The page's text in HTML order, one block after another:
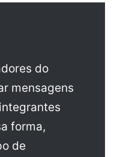
do
mensagens
forma,
de